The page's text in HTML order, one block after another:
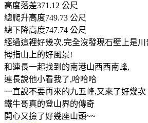
高度落差371.12 公尺
總爬升高度749.73 公尺
總下降高度747.74 公尺
經過這裡好幾次,完全沒發現石壁上是
拇指山上的好風景!
和連長一起找到的南港山西西南峰,
連長說他小看我了,哈哈哈
一直說不要再來的九五峰,又來了好幾次
鐵牛哥真的登山界的傳奇
開心又撿了好幾座山頭~~